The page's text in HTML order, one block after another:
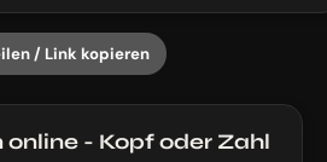
/ Link kopieren
- Kopf oder Zahl